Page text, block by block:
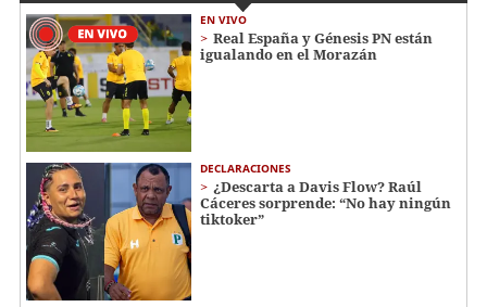
EN VIVO
Real España y Génesis PN están
igualando en el Morazán
DECLARACIONES
¿Descarta a Davis Flow? Raúl
Cáceres sorprende: “No hay ningún
tiktoker”